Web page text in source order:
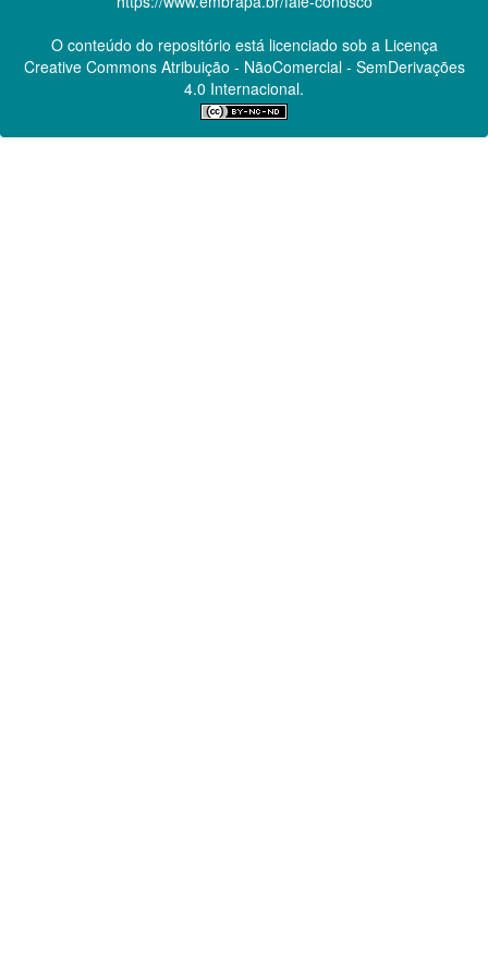
O conteúdo do repositório está licenciado sob a Licença
Creative CommonsAtribuição - NãoComercial - SemDerivações
4.0 Internacional.